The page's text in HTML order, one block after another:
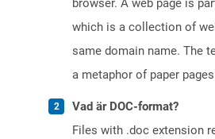
browser. A web page is
which is a collection of
same domain name. The
a metaphor of paper
Vad är DOC-format?
Files with .doc extension